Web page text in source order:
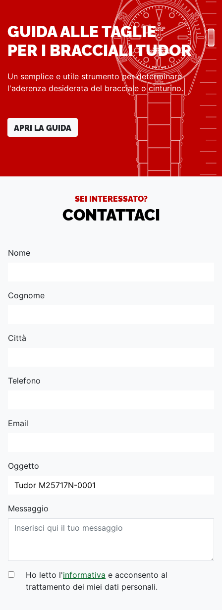
GUIDA ALLE TAGLIE
PER I BRACCIALI TUDOR
Un semplice e utile strumento per determinare
l'aderenza desiderata del bracciale o cinturino.
APRI LA GUIDA
SEI INTERESSATO?
CONTATTACI
Nome
Cognome
Città
Telefono
Email
Oggetto
Messaggio
Ho letto l'informativa e acconsento al
trattamento dei miei dati personali.